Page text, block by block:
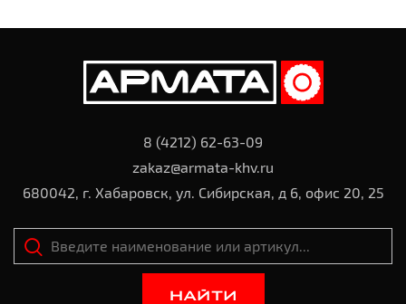
8 (4212) 62-63-09
zakaz@armata-khv.ru
680042, г. Хабаровск, ул. Сибирская, д 6, офис 20, 25
НАЙТИ